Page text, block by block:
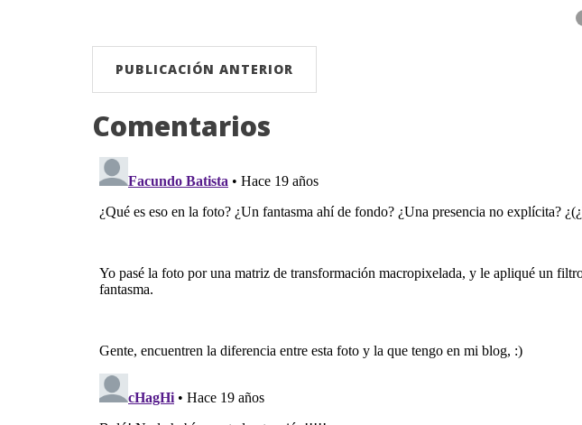
PUBLICACIÓN ANTERIOR
Comentarios